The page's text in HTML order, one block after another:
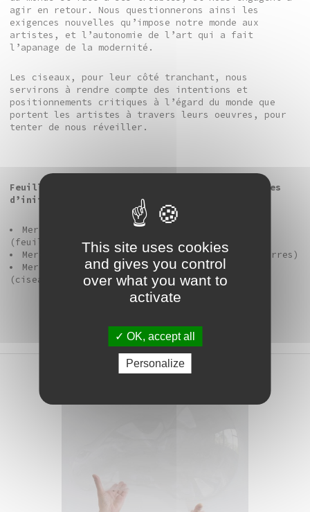
agir en retour. Nous questionnerons ainsi les
exigences nouvelles qu’impose notre monde aux
artistes, et l’autonomie de l’art qui a fait
l’apanage de la modernité.
Les ciseaux, pour leur côté tranchant, nous
servirons à rendre compte des intentions et
positionnements critiques à l’égard du monde que
portent les artistes à travers leurs oeuvres, pour
tenter de nous réveiller.
Feuilles, pierres, ciseaux : cycle de conférences
d’initiation à l’art contemporain
Mercredi 21 janvier à 18h30 > S’émerveiller
(feuilles)
Mercredi 25 février à 18h30 > S’éveiller (pierres)
Mercredi 1er avril à 18h30 > Se réveiller
(ciseaux)
This site uses cookies
and gives you control
over what you want to
activate
OK, accept all
Personalize